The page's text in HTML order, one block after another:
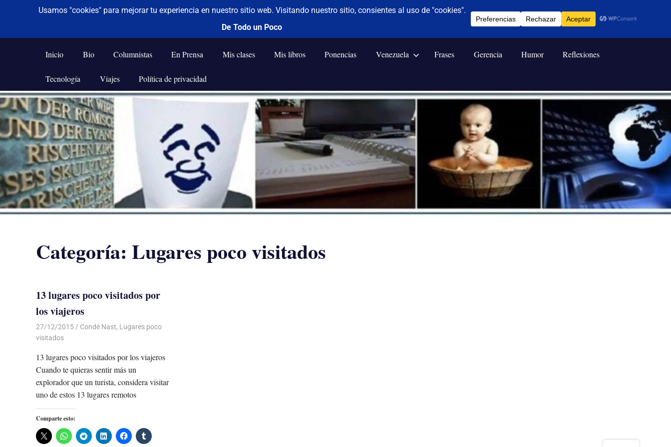
Saltar
al
contenido
De todo un poco
Frases,
Humor,
Tecnología
y
Viajes
Inicio Bio Columnistas En Prensa Mis clases Mis libros Ponencias Venezuela Frases Gerencia Humor Reflexiones
Tecnología Viajes Política de privacidad
Categoría: Lugares poco visitados
13 lugares poco visitados por
los viajeros
27/12/2015 Luis Castellanos
Condé Nast, Lugares poco
visitados
13 lugares poco visitados por los viajeros
Cuando te quieras sentir más un
explorador que un turista, considera visitar
uno de estos 13 lugares remotos
Comparte esto: